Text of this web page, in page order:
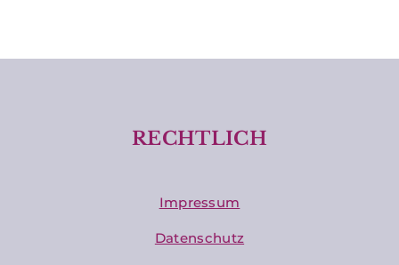
RECHTLICH
Impressum
Datenschutz